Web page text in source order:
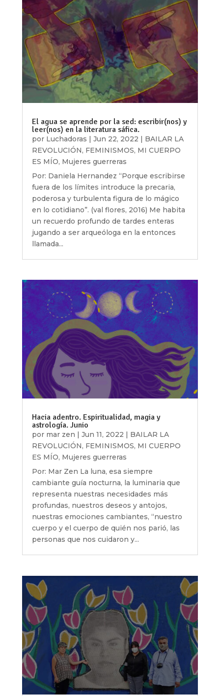
El agua se aprende por la sed: escribir(nos) y
leer(nos) en la literatura sáfica.
por Luchadoras | Jun 22, 2022 | BAILAR LA
REVOLUCIÓN, FEMINISMOS, MI CUERPO
ES MÍO, Mujeres guerreras
Por: Daniela Hernandez “Porque escribirse
fuera de los límites introduce la precaria,
poderosa y turbulenta figura de lo mágico
en lo cotidiano”. (val flores, 2016) Me habita
un recuerdo profundo de tardes enteras
jugando a ser arqueóloga en la entonces
llamada...
Hacia adentro. Espiritualidad, magia y
astrología. Junio
por mar zen Jun 11, 2022
BAILAR LA
REVOLUCIÓN, FEMINISMOS, MI CUERPO
ES MÍO, Mujeres guerreras
Por: Mar Zen La luna, esa siempre
cambiante guía nocturna, la luminaria que
representa nuestras necesidades más
profundas, nuestros deseos y antojos,
nuestras emociones cambiantes, “nuestro
cuerpo y el cuerpo de quién nos parió, las
personas que nos cuidaron y...